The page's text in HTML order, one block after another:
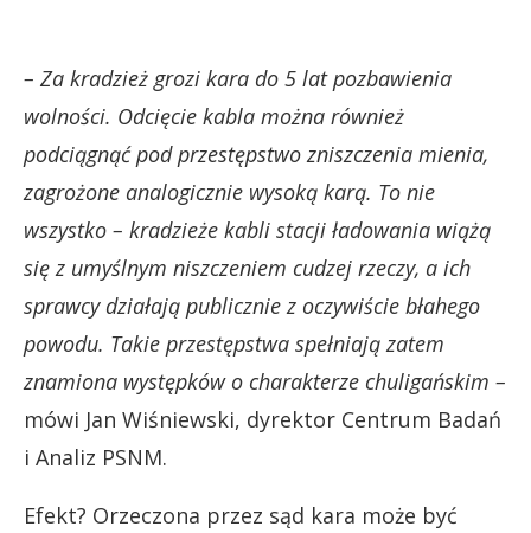
– Za kradzież grozi kara do 5 lat pozbawienia
wolności. Odcięcie kabla można również
podciągnąć pod przestępstwo zniszczenia mienia,
zagrożone analogicznie wysoką karą. To nie
wszystko – kradzieże kabli stacji ładowania wiążą
się z umyślnym niszczeniem cudzej rzeczy, a ich
sprawcy działają publicznie z oczywiście błahego
powodu. Takie przestępstwa spełniają zatem
znamiona występków o charakterze chuligańskim –
mówi Jan Wiśniewski, dyrektor Centrum Badań
i Analiz PSNM.
Efekt? Orzeczona przez sąd kara może być